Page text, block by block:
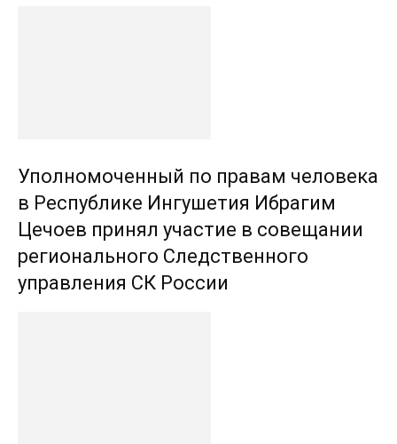
Уполномоченный по правам человека
в Республике Ингушетия Ибрагим
Цечоев принял участие в совещании
регионального Следственного
управления СК России